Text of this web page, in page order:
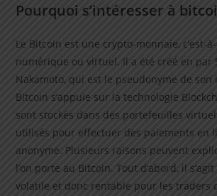
Pourquoi s’intéresser à
Le Bitcoin est une crypto-monnaie, c’est-
numérique ou virtuel. Il a été créé en par
Nakamoto, qui est le pseudonyme de son
Bitcoin s’appuie sur la technologie
sont stockés dans des portefeuilles
utilisés pour effectuer des paiements en
anonyme. Plusieurs raisons peuvent
l’on porte au Bitcoin. Tout d’abord, il
volatile et donc rentable pour les traders